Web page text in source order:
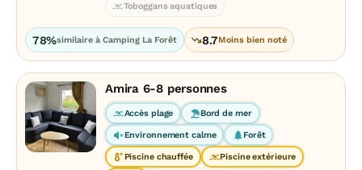
Toboggans aquatiques
78%similaire à Camping La Forêt 8.7Moins bien noté
Amira 6-8 personnes
Accès plage Bord de mer
Environnement calme Forêt
Piscine chauffée Piscine extérieure